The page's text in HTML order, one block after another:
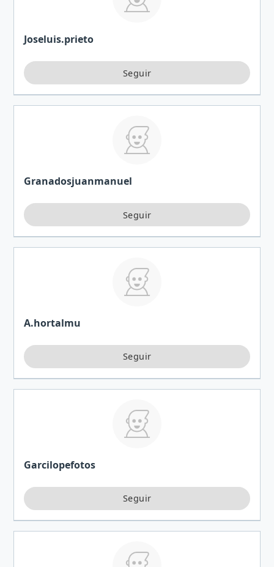
Joseluis.prieto
Granadosjuanmanuel
A.hortalmu
Garcilopefotos